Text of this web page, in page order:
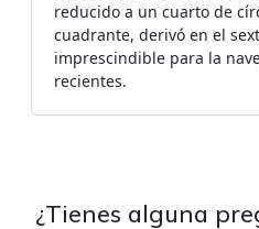
reducido a un cuarto de
cuadrante, derivó en el
imprescindible para la
recientes.
¿Tienes alguna